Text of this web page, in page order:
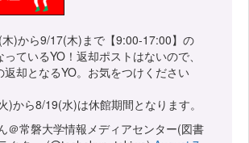
)から9/17(木)まで【9:00-17:00】の
ているYO！返却ポストはないので、
返却となるYO。お気をつけください
)から8/19(水)は休館期間となります。
＠常磐大学情報メディアセンター(図書